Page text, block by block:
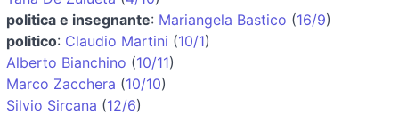
politica e insegnante: Mariangela Bastico (16/9)
politico: Claudio Martini (10/1)
Alberto Bianchino (10/11)
Marco Zacchera (10/10)
Silvio Sircana (12/6)